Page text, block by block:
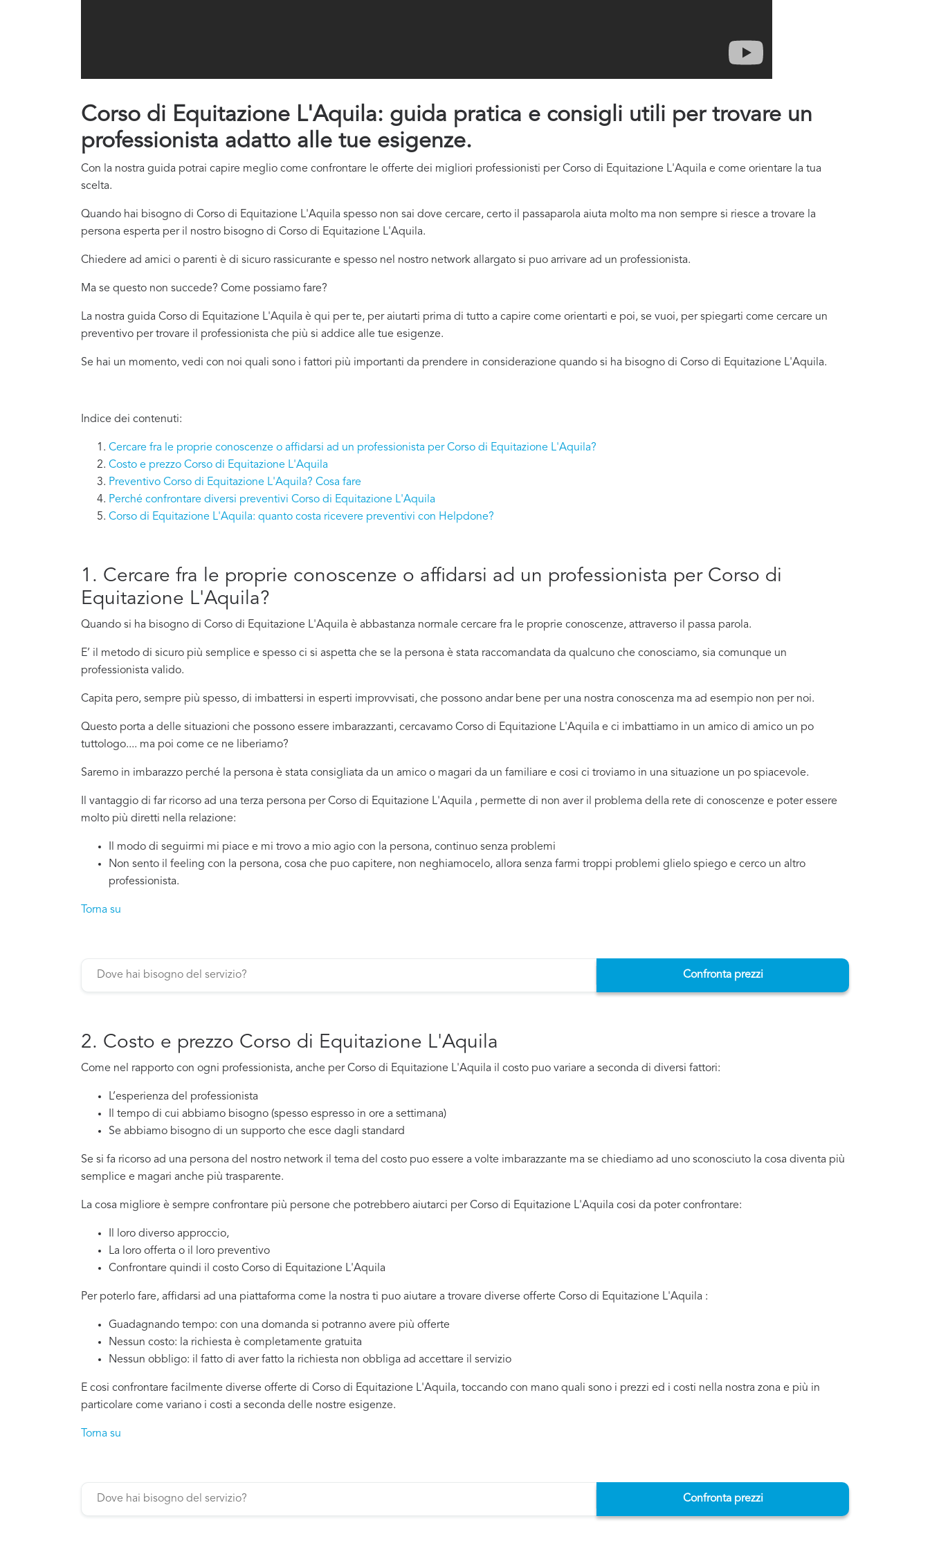
Corso di Equitazione L'Aquila: guida pratica e consigli utili per trovare un
professionista adatto alle tue esigenze.
Con la nostra guida potrai capire meglio come confrontare le offerte dei migliori professionisti per Corso di Equitazione L'Aquila e come orientare la tua
scelta.
Quando hai bisogno di Corso di Equitazione L'Aquila spesso non sai dove cercare, certo il passaparola aiuta molto ma non sempre si riesce a trovare la
persona esperta per il nostro bisogno di Corso di Equitazione L'Aquila.
Chiedere ad amici o parenti è di sicuro rassicurante e spesso nel nostro network allargato si puo arrivare ad un professionista.
Ma se questo non succede? Come possiamo fare?
La nostra guida Corso di Equitazione L'Aquila è qui per te, per aiutarti prima di tutto a capire come orientarti e poi, se vuoi, per spiegarti come cercare un
preventivo per trovare il professionista che più si addice alle tue esigenze.
Se hai un momento, vedi con noi quali sono i fattori più importanti da prendere in considerazione quando si ha bisogno di Corso di Equitazione L'Aquila.
Indice dei contenuti:
Cercare fra le proprie conoscenze o affidarsi ad un professionista per Corso di Equitazione L'Aquila?
Costo e prezzo Corso di Equitazione L'Aquila
Preventivo Corso di Equitazione L'Aquila? Cosa fare
Perché confrontare diversi preventivi Corso di Equitazione L'Aquila
Corso di Equitazione L'Aquila: quanto costa ricevere preventivi con Helpdone?
1. Cercare fra le proprie conoscenze o affidarsi ad un professionista per Corso di
Equitazione L'Aquila?
Quando si ha bisogno di Corso di Equitazione L'Aquila è abbastanza normale cercare fra le proprie conoscenze, attraverso il passa parola.
E’ il metodo di sicuro più semplice e spesso ci si aspetta che se la persona è stata raccomandata da qualcuno che conosciamo, sia comunque un
professionista valido.
Capita pero, sempre più spesso, di imbattersi in esperti improvvisati, che possono andar bene per una nostra conoscenza ma ad esempio non per noi.
Questo porta a delle situazioni che possono essere imbarazzanti, cercavamo Corso di Equitazione L'Aquila e ci imbattiamo in un amico di amico un po
tuttologo.... ma poi come ce ne liberiamo?
Saremo in imbarazzo perché la persona è stata consigliata da un amico o magari da un familiare e cosi ci troviamo in una situazione un po spiacevole.
Il vantaggio di far ricorso ad una terza persona per Corso di Equitazione L'Aquila , permette di non aver il problema della rete di conoscenze e poter essere
molto più diretti nella relazione:
Il modo di seguirmi mi piace e mi trovo a mio agio con la persona, continuo senza problemi
Non sento il feeling con la persona, cosa che puo capitere, non neghiamocelo, allora senza farmi troppi problemi glielo spiego e cerco un altro
professionista.
Torna su
Confronta prezzi
2. Costo e prezzo Corso di Equitazione L'Aquila
Come nel rapporto con ogni professionista, anche per Corso di Equitazione L'Aquila il costo puo variare a seconda di diversi fattori:
L’esperienza del professionista
Il tempo di cui abbiamo bisogno (spesso espresso in ore a settimana)
Se abbiamo bisogno di un supporto che esce dagli standard
Se si fa ricorso ad una persona del nostro network il tema del costo puo essere a volte imbarazzante ma se chiediamo ad uno sconosciuto la cosa diventa più
semplice e magari anche più trasparente.
La cosa migliore è sempre confrontare più persone che potrebbero aiutarci per Corso di Equitazione L'Aquila cosi da poter confrontare:
Il loro diverso approccio,
La loro offerta o il loro preventivo
Confrontare quindi il costo Corso di Equitazione L'Aquila
Per poterlo fare, affidarsi ad una piattaforma come la nostra ti puo aiutare a trovare diverse offerte Corso di Equitazione L'Aquila :
Guadagnando tempo: con una domanda si potranno avere più offerte
Nessun costo: la richiesta è completamente gratuita
Nessun obbligo: il fatto di aver fatto la richiesta non obbliga ad accettare il servizio
E cosi confrontare facilmente diverse offerte di Corso di Equitazione L'Aquila, toccando con mano quali sono i prezzi ed i costi nella nostra zona e più in
particolare come variano i costi a seconda delle nostre esigenze.
Torna su
Confronta prezzi